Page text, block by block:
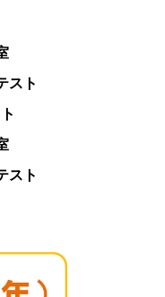
スト
スト